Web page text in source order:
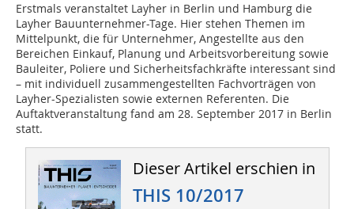
Erstmals veranstaltet Layher in Berlin und Hamburg die
Layher Bauunternehmer-Tage. Hier stehen Themen im
Mittelpunkt, die für Unternehmer, Angestellte aus den
Bereichen Einkauf, Planung und Arbeitsvorbereitung sowie
Bauleiter, Poliere und Sicherheitsfachkräfte interessant sind
– mit individuell zusammengestellten Fachvorträgen von
Layher-Spezialisten sowie externen Referenten. Die
Auftaktveranstaltung fand am 28. September 2017 in Berlin
statt.
Dieser Artikel erschien in
THIS 10/2017